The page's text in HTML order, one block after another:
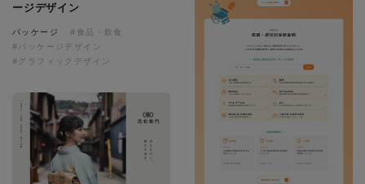
ージデザイン
パッケージ
#食品・飲食
#パッケージデザイン
#グラフィックデザイン